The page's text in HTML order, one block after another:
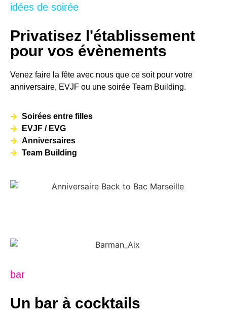
idées de soirée
Privatisez l'établissement
pour vos évènements
Venez faire la fête avec nous que ce soit pour votre
anniversaire, EVJF ou une soirée Team Building.
Soirées entre filles
EVJF / EVG
Anniversaires
Team Building
bar
Un bar à cocktails